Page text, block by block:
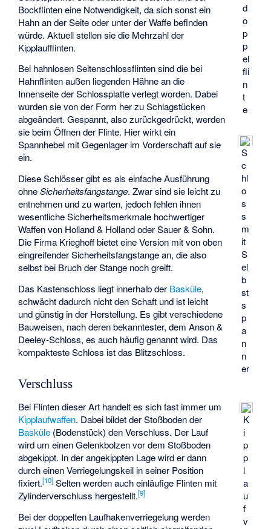
d
o
p
p
el
fli
n
t
e
S
c
hl
o
s
s
m
it
S
el
b
st
s
p
a
n
n
er
Bockflinten eine Notwendigkeit, da sich sonst ein
Hahn an der Seite oder unter der Waffe befinden
würde. Aktuell stellen sie die Mehrzahl der
Kipplaufflinten.
Bei hahnlosen Seitenschlossflinten sind die bei
Hahnflinten außen liegenden Hähne an die
Innenseite der Schlossplatte verlegt worden. Dabei
wurden sie von der Form her zu Schlagstücken
abgeändert. Gespannt, also zurückgedrückt, werden
sie beim Öffnen der Flinte. Hier wirkt ein
Spannhebel mit Gegenlager im Vorderschaft auf sie
ein.
Diese Schlösser gibt es als einfache Ausführung
ohneSicherheitsfangstange. Zwar sind sie leicht zu
entnehmen und zu warten, jedoch fehlen ihnen
wesentliche Sicherheitsmerkmale hochwertiger
Waffen von Holland & Holland oder Sauer & Sohn.
Die Firma Krieghoff bietet eine Version mit von oben
eingreifender Sicherheitsfangstange an, die also
selbst bei Bruch der Stange noch greift.
Das Kastenschloss liegt innerhalb der Basküle,
schwächt dadurch nicht den Schaft und ist leicht
und günstig in der Herstellung. Es gibt verschiedene
Bauweisen, nach deren bekanntester, dem Anson &
Deeley-Schloss, es auch häufig genannt wird. Das
kompakteste Schloss ist das Blitzschloss.
Verschluss
K
i
p
p
l
a
u
f
v
Bei Flinten dieser Art handelt es sich fast immer um
Kipplaufwaffen. Dabei bildet der Stoßboden der
Basküle (Bodenstück) den Verschluss. Der Lauf
wird um einen Gelenkbolzen vor dem Stoßboden
abgekippt. In der angekippten Lage wird er dann
durch einen Verriegelungskeil in seiner Position
fixiert.[10] Selten werden auch einläufige Flinten mit
Zylinderverschluss hergestellt.[9]
Bei der doppelten Laufhakenverriegelung werden